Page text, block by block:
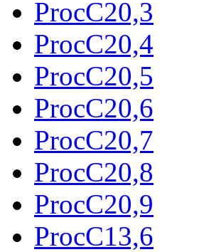
ProcC20,3
ProcC20,4
ProcC20,5
ProcC20,6
ProcC20,7
ProcC20,8
ProcC20,9
ProcC13,6